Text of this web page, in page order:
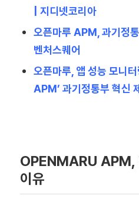
| 지디넷코리아
오픈마루 APM, 과기정
벤처스퀘어
오픈마루, 앱 성능 모니
APM’ 과기정통부 혁신
OPENMARU APM,
이유